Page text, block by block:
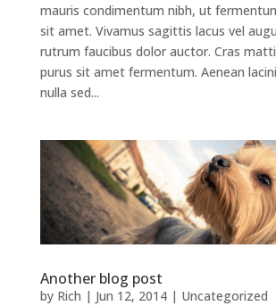
mauris condimentum nibh, ut
sit amet. Vivamus sagittis lacus vel
rutrum faucibus dolor auctor. Cras
purus sit amet fermentum. Aenean
nulla sed...
Another blog post
by Rich | Jun 12, 2014| Uncategorized